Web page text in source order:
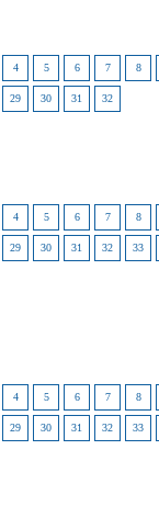
4 5 6 7 8
29 30 31 32
4 5 6 7 8
29 30 31 32 33
4 5 6 7 8
29 30 31 32 33